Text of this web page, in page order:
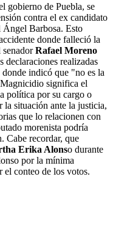
gobierno de Puebla, se
contra el ex candidato
Ángel Barbosa. Esto
donde falleció la
senadorRafael Moreno
declaraciones realizadas
indicó que "no es la
significa el
política por su cargo o
la situación ante la justicia,
que lo relacionen con
morenista podría
Cabe recordar, que
Erika Alonso durante
por la mínima
el conteo de los votos.